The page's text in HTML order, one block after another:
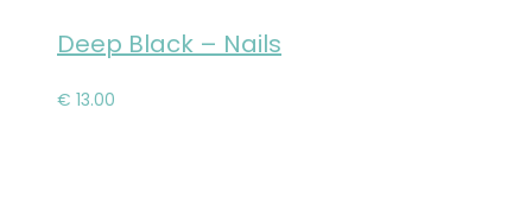
košíka
Deep Black ‎– Nails
€ 13.00